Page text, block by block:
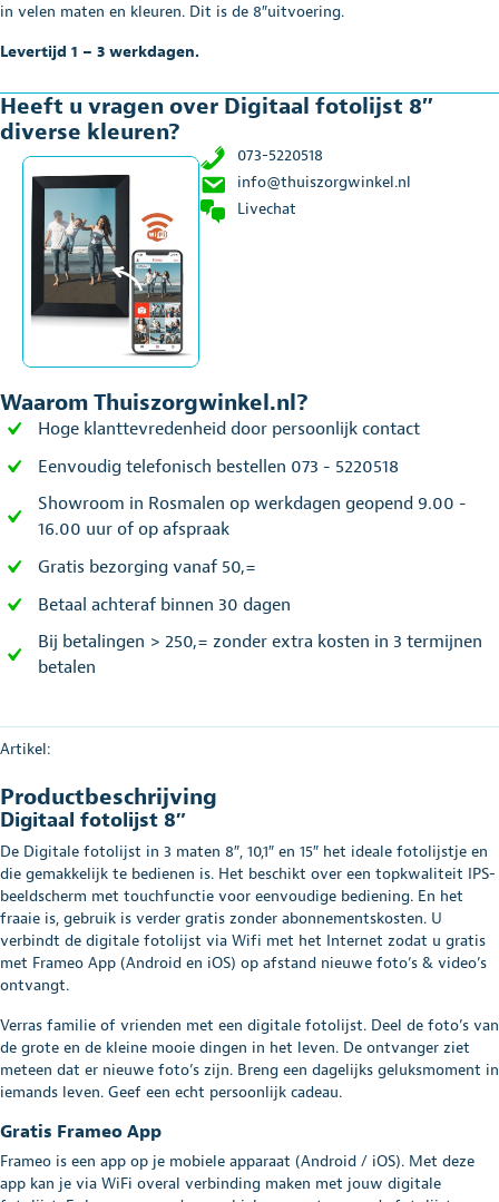
in velen maten en kleuren. Dit is de 8″uitvoering.
Levertijd 1 – 3 werkdagen.
Heeft u vragen over Digitaal fotolijst 8″
diverse kleuren?
073-5220518
info@thuiszorgwinkel.nl
Livechat
Waarom Thuiszorgwinkel.nl?
Hoge klanttevredenheid door persoonlijk contact
Eenvoudig telefonisch bestellen 073 - 5220518
Showroom in Rosmalen op werkdagen geopend 9.00 -
16.00 uur of op afspraak
Gratis bezorging vanaf 50,=
Betaal achteraf binnen 30 dagen
Bij betalingen > 250,= zonder extra kosten in 3 termijnen
betalen
Artikel:
Productbeschrijving
Digitaal fotolijst 8″
De Digitale fotolijst in 3 maten 8″, 10,1″ en 15″ het ideale fotolijstje en
die gemakkelijk te bedienen is. Het beschikt over een topkwaliteit IPS-
beeldscherm met touchfunctie voor eenvoudige bediening. En het
fraaie is, gebruik is verder gratis zonder abonnementskosten. U
verbindt de digitale fotolijst via Wifi met het Internet zodat u gratis
met Frameo App (Android en iOS) op afstand nieuwe foto’s & video’s
ontvangt.
Verras familie of vrienden met een digitale fotolijst. Deel de foto’s van
de grote en de kleine mooie dingen in het leven. De ontvanger ziet
meteen dat er nieuwe foto’s zijn. Breng een dagelijks geluksmoment in
iemands leven. Geef een echt persoonlijk cadeau.
Gratis Frameo App
Frameo is een app op je mobiele apparaat (Android / iOS). Met deze
app kan je via WiFi overal verbinding maken met jouw digitale